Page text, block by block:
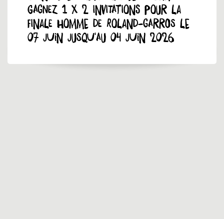
Gagnez 1 x 2 invitations pour la
finale homme de Roland-Garros le
07 juin jusqu'au 04 juin 2026